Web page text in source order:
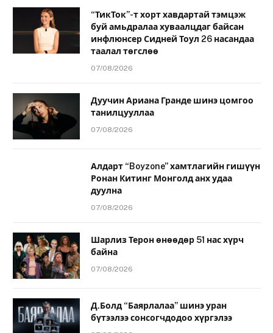
“ТикТок”-т хорт хавдартай тэмцэж
буй амьдралаа хуваалцдаг байсан
инфлюнсер Сидней Тоул 26 насандаа
таалал төгслөө
07/08/2026
Дуучин Ариана Гранде шинэ цомгоо
танилцууллаа
07/08/2026
Алдарт “Boyzone” хамтлагийн гишүүн
Ронан Китинг Монголд анх удаа
дуулна
07/08/2026
Шарлиз Терон өнөөдөр 51 нас хүрч
байна
07/08/2026
Д.Болд “Баярлалаа” шинэ уран
бүтээлээ сонсогчдодоо хүргэлээ